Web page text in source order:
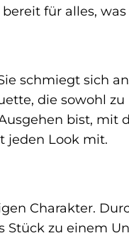
für alles,
schmiegt sich
die sowohl zu
bist, mit
jeden Look mit.
Charakter.
zu einem